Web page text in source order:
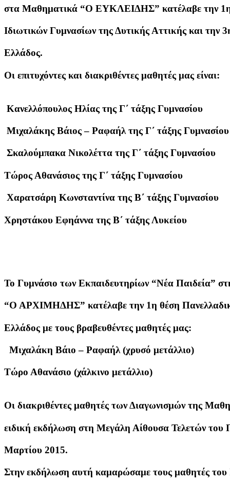
στα Μαθηματικά “Ο ΕΥΚΛΕΙΔΗΣ” κατέλαβε την 1η
Ιδιωτικών Γυμνασίων της Δυτικής Αττικής και την
Ελλάδος.
Οι επιτυχόντες και διακριθέντες μαθητές μας είναι:
Κανελλόπουλος Ηλίας της Γ΄ τάξης Γυμνασίου
Μιχαλάκης Βάιος – Ραφαήλ της Γ΄ τάξης Γυμνασίου
Σκαλούμπακα Νικολέττα της Γ΄ τάξης Γυμνασίου
Τώρος Αθανάσιος της Γ΄ τάξης Γυμνασίου
Χαρατσάρη Κωνσταντίνα της Β΄ τάξης Γυμνασίου
Χρηστάκου Εφηάννα της Β΄ τάξης Λυκείου
Το Γυμνάσιο των Εκπαιδευτηρίων “Νέα Παιδεία”
“Ο ΑΡΧΙΜΗΔΗΣ” κατέλαβε την 1η θέση
Ελλάδος με τους βραβευθέντες μαθητές μας:
Μιχαλάκη Βάιο – Ραφαήλ (χρυσό μετάλλιο)
Τώρο Αθανάσιο (χάλκινο μετάλλιο)
Οι διακριθέντες μαθητές των Διαγωνισμών της
ειδική εκδήλωση στη Μεγάλη Αίθουσα Τελετών
Μαρτίου 2015.
Στην εκδήλωση αυτή καμαρώσαμε τους μαθητές του